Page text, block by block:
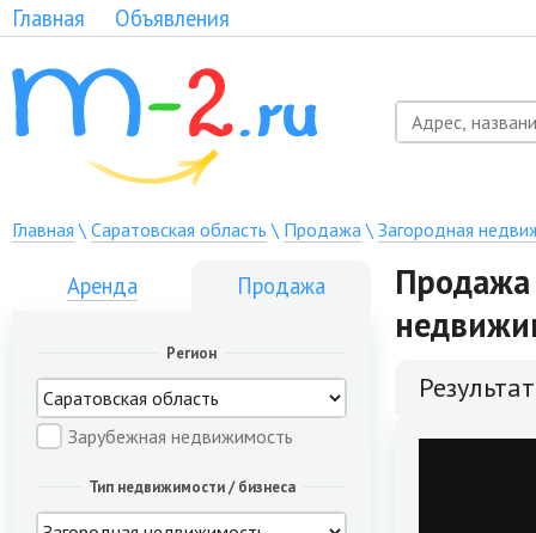
Главная Объявления
Главная \ Саратовская область \ Продажа\ Загородная
Аренда Продажа
Регион
Зарубежная недвижимость
Тип недвижимости / бизнеса
Продажа